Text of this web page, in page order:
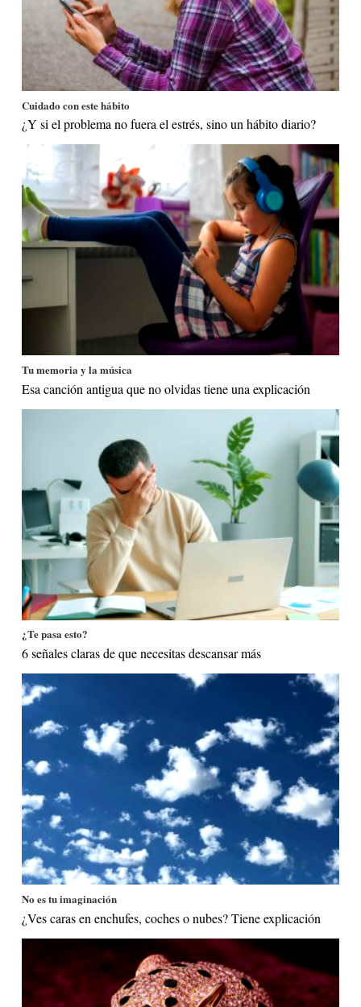
Cuidado con este hábito
¿Y si el problema no fuera el estrés, sino un hábito diario?
Tu memoria y la música
Esa canción antigua que no olvidas tiene una explicación
¿Te pasa esto?
6 señales claras de que necesitas descansar más
No es tu imaginación
¿Ves caras en enchufes, coches o nubes? Tiene explicación